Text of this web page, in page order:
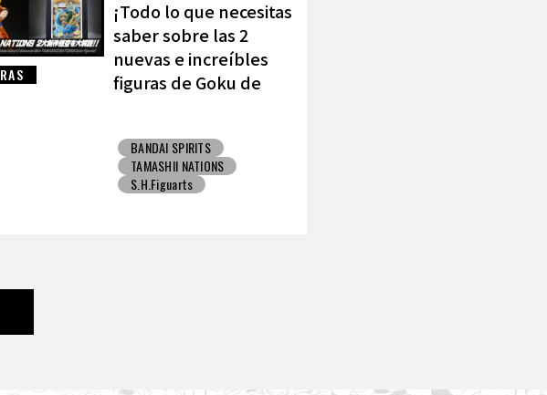
¡Todo lo que necesitas
saber sobre las 2
nuevas e increíbles
figuras de Goku de
BANDAI SPIRITS
TAMASHII NATIONS
S.H.Figuarts